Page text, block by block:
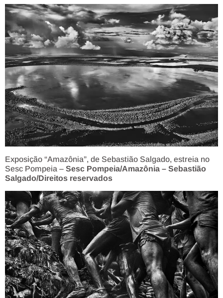
Exposição “Amazônia”, de Sebastião Salgado, estreia no
Sesc Pompeia – Sesc Pompeia/Amazônia – Sebastião
Salgado/Direitos reservados